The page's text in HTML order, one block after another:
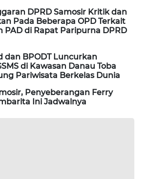
DPRD Samosir Kritik dan
Pada Beberapa OPD Terkait
PAD di Rapat Paripurna DPRD
dan BPODT Luncurkan
di Kawasan Danau Toba
Pariwisata Berkelas Dunia
Penyeberangan Ferry
Ini Jadwalnya